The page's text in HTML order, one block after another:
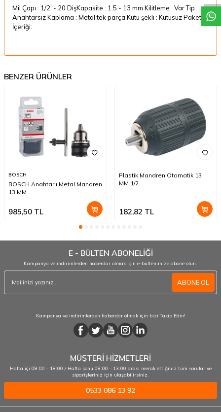
Mil Çapı : 1/2' - 20 DişKapasite : 1.5 - 13 mm Kilitleme : Var Tip :
Anahtarsız Kaplama : Metal tek parça Kutu şekli : Kutusuz Paket
İçeriği:
BENZER ÜRÜNLER
BOSCH
BOSCH Anahtarlı Metal Mandren
13 MM
985,50 TL
Plastik Mandren Otomatik 13
MM 1/2
182,82 TL
E - BÜLTEN ABONELİĞİ
Kampanya ve indirimlerden haberdar olmak için e-bültenimize abone olun.
ABONE OL
Kampanya ve indirimlerden haberdar olmak için bizi Takip Edin!
MÜŞTERİ HİZMETLERİ
Hafta içi 08:00 - 18:00 / Hafta sonu 08:00 - 13:00 arası merak ettiğiniz tüm sorular ve
siparişleriniz için ulaşabilirsiniz.
0533 086 13 92